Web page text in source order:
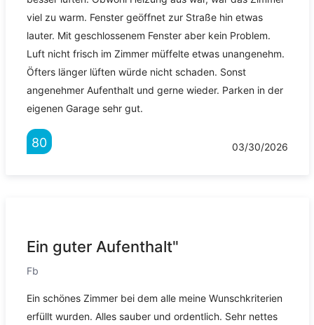
viel zu warm. Fenster geöffnet zur Straße hin etwas
lauter. Mit geschlossenem Fenster aber kein Problem.
Luft nicht frisch im Zimmer müffelte etwas unangenehm.
Öfters länger lüften würde nicht schaden. Sonst
angenehmer Aufenthalt und gerne wieder. Parken in der
eigenen Garage sehr gut.
80 03/30/2026
Ein guter Aufenthalt"
Fb
Ein schönes Zimmer bei dem alle meine Wunschkriterien
erfüllt wurden. Alles sauber und ordentlich. Sehr nettes